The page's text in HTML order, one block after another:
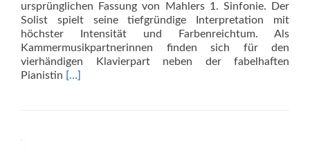
ursprünglichen Fassung von Mahlers 1. Sinfonie. Der
Solist spielt seine tiefgründige Interpretation mit
höchster Intensität und Farbenreichtum. Als
Kammermusikpartnerinnen finden sich für den
vierhändigen Klavierpart neben der fabelhaften
Pianistin Read
[…]